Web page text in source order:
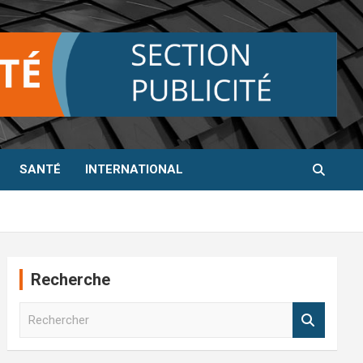
SANTÉ INTERNATIONAL
Recherche